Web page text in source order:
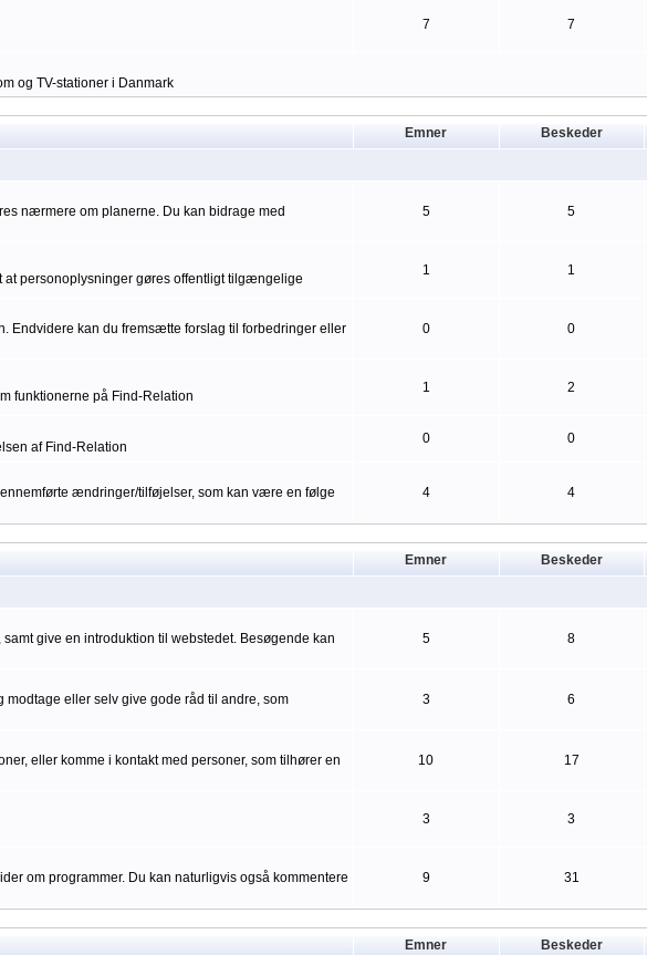
7 7
og TV-stationer i Danmark
Emner Beskeder
nærmere om planerne. Du kan bidrage med
5 5
personoplysninger gøres offentligt tilgængelige
1 1
Endvidere kan du fremsætte forslag til forbedringer eller
0 0
funktionerne på Find-Relation
1 2
af Find-Relation
0 0
ændringer/tilføjelser, som kan være en følge
4 4
Emner Beskeder
give en introduktion til webstedet. Besøgende kan
5 8
eller selv give gode råd til andre, som
3 6
eller komme i kontakt med personer, som tilhører en
10 17
3 3
om programmer. Du kan naturligvis også kommentere
9 31
Emner Beskeder